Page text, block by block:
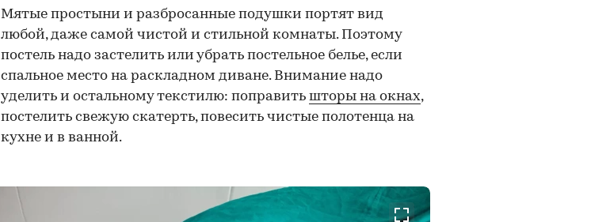
Мятые простыни и разбросанные подушки портят вид
любой, даже самой чистой и стильной комнаты. Поэтому
постель надо застелить или убрать постельное белье, если
спальное место на раскладном диване. Внимание надо
уделить и остальному текстилю: поправить шторы на окнах,
постелить свежую скатерть, повесить чистые полотенца на
кухне и в ванной.